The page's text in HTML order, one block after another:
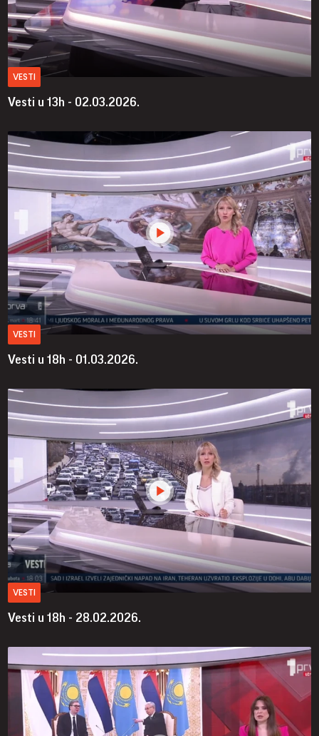
VESTI
Vesti u 13h - 02.03.2026.
VESTI
Vesti u 18h - 01.03.2026.
VESTI
Vesti u 18h - 28.02.2026.